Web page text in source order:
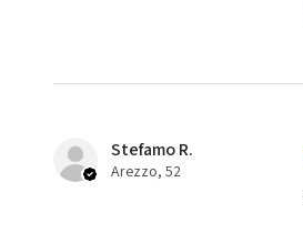
Stefamo R.
Arezzo, 52